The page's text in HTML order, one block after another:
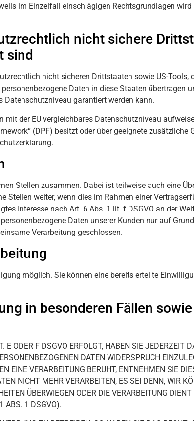
im Einzelfall einschlägigen Rechtsgrundlagen
nicht sichere
sind
nicht sicheren Drittstaaten sowie US-Tools,
Daten in diese Staaten übertragen
Datenschutzniveau garantiert werden kann.
der EU vergleichbares Datenschutzniveau
(DPF) besitzt oder über geeignete
Stellen zusammen. Dabei ist teilweise auch eine
Stellen weiter, wenn dies im Rahmen einer
Interesse nach Art. 6 Abs. 1 lit. f DSGVO an der
Daten unserer Kunden nur auf
Verarbeitung geschlossen.
möglich. Sie können eine bereits erteilte
in besonderen Fällen
ODER F DSGVO ERFOLGT, HABEN SIE JEDERZEIT
DATEN WIDERSPRUCH
EINE VERARBEITUNG BERUHT, ENTNEHMEN SIE
NICHT MEHR VERARBEITEN, ES SEI DENN, WIR
ÜBERWIEGEN ODER DIE VERARBEITUNG
ABS. 1 DSGVO).